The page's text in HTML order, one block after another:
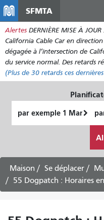
SFMTA
Alertes DERNIÈRE MISE À
California Cable Car en
dégagée à l’intersection de
du service normal. Des retards
(Plus de 30 retards ces
de
final
Maison Se déplacer
55 Dogpatch : Horaires en